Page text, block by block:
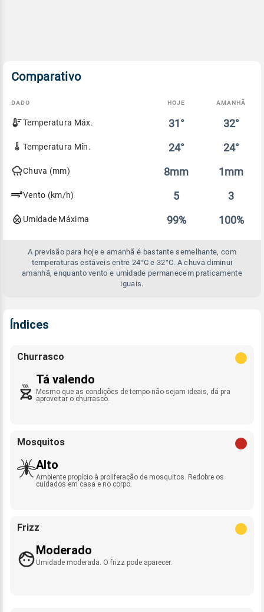
Comparativo
Comparativo
entre
previsão
hoje
DADO HOJE AMANHÃ
Temperatura Máx. 31° 32°
Temperatura Mín. 24° 24°
Chuva (mm) 8mm 1mm
Vento (km/h) 5 3
Umidade Máxima 99% 100%
A previsão para hoje e amanhã é bastante semelhante, com
temperaturas estáveis entre 24°C e 32°C. A chuva diminui
amanhã, enquanto vento e umidade permanecem praticamente
iguais.
Índices
Churrasco
Tá valendo
Mesmo que as condições de tempo não sejam ideais, dá pra
aproveitar o churrasco.
Mosquitos
Alto
Ambiente propício à proliferação de mosquitos. Redobre os
cuidados em casa e no corpo.
Frizz
Moderado
Umidade moderada. O frizz pode aparecer.